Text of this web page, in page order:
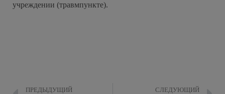
учреждении (травмпункте).
ПРЕДЫДУЩИЙ СЛЕДУЮЩИЙ